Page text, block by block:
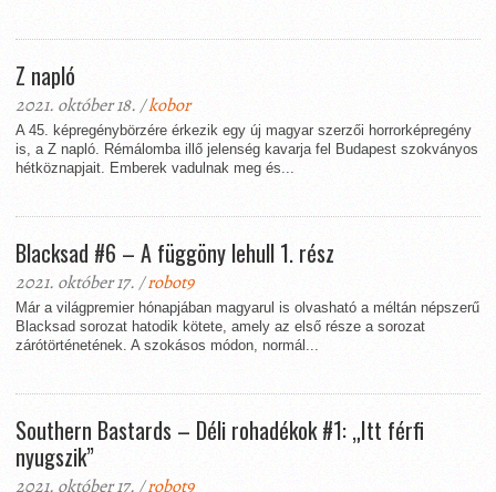
Z napló
2021. október 18. /kobor
A 45. képregénybörzére érkezik egy új magyar szerzői horrorképregény
is, a Z napló. Rémálomba illő jelenség kavarja fel Budapest szokványos
hétköznapjait. Emberek vadulnak meg és...
Blacksad #6 – A függöny lehull 1. rész
2021. október 17. /robot9
Már a világpremier hónapjában magyarul is olvasható a méltán népszerű
Blacksad sorozat hatodik kötete, amely az első része a sorozat
zárótörténetének. A szokásos módon, normál...
Southern Bastards – Déli rohadékok #1: „Itt férfi
nyugszik”
2021. október 17. /robot9